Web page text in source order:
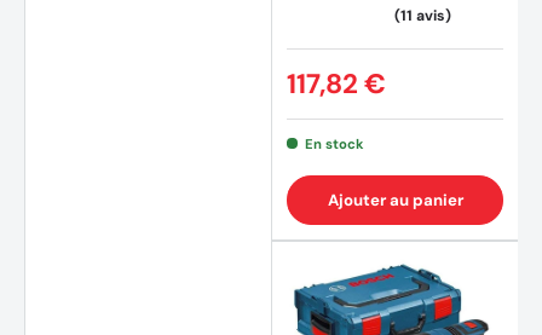
117,82 €
En stock
Ajouter au panier